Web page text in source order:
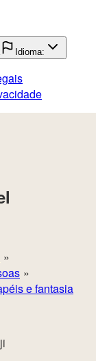
Idioma:
e fantasia